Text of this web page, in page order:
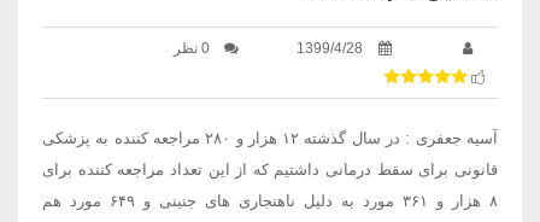
1399/4/28 0 نظر
آسیه جعفری : در سال گذشته ۱۲ هزار و ۲۸۰ مراجعه کننده به پزشکی
قانونی برای سقط درمانی داشتیم که از این تعداد مراجعه کننده برای
۸ هزار و ۳۶۱ مورد به دلیل ناهنجاری های جنینی و ۶۴۹ مورد هم